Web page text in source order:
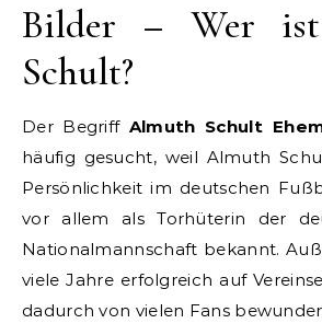
Bilder – Wer
Schult?
Der Begriff Almuth Schult
häufig gesucht, weil Almuth
Persönlichkeit im deutschen
vor allem als Torhüterin der
Nationalmannschaft bekannt.
viele Jahre erfolgreich auf
dadurch von vielen Fans